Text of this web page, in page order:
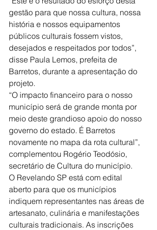
gestão para que nossa cultura, nossa
história e nossos equipamentos
públicos culturais fossem vistos,
desejados e respeitados por todos”,
disse Paula Lemos, prefeita de
Barretos, durante a apresentação do
projeto.
“O impacto financeiro para o nosso
município será de grande monta por
meio deste grandioso apoio do nosso
governo do estado. É Barretos
novamente no mapa da rota cultural”,
complementou Rogério Teodósio,
secretário de Cultura do município.
O Revelando SP está com edital
aberto para que os municípios
indiquem representantes nas áreas de
artesanato, culinária e manifestações
culturais tradicionais. As inscrições